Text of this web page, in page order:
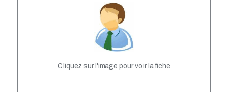
Cliquez sur l'image pour voir la fiche